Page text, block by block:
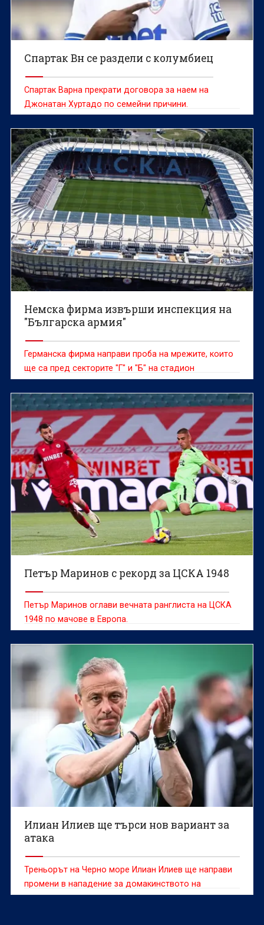
Спартак Вн се раздели с колумбиец
Спартак Варна прекрати договора за наем на
Джонатан Хуртадо по семейни причини.
Немска фирма извърши инспекция на
"Българска армия"
Германска фирма направи проба на мрежите, които
ще са пред секторите "Г" и "Б" на стадион
"Българска армия", съобщава "24 часа".
Петър Маринов с рекорд за ЦСКА 1948
Петър Маринов оглави вечната ранглиста на ЦСКА
1948 по мачове в Европа.
Илиан Илиев ще търси нов вариант за
атака
Треньорът на Черно море Илиан Илиев ще направи
промени в нападение за домакинството на
Лудогорец.